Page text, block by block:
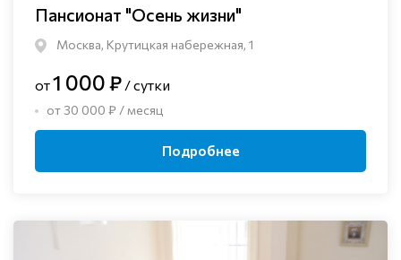
Пансионат "Осень жизни"
Москва, Крутицкая набережная, 1
от1 000 ₽ / сутки
от 30 000 ₽ / месяц
Подробнее